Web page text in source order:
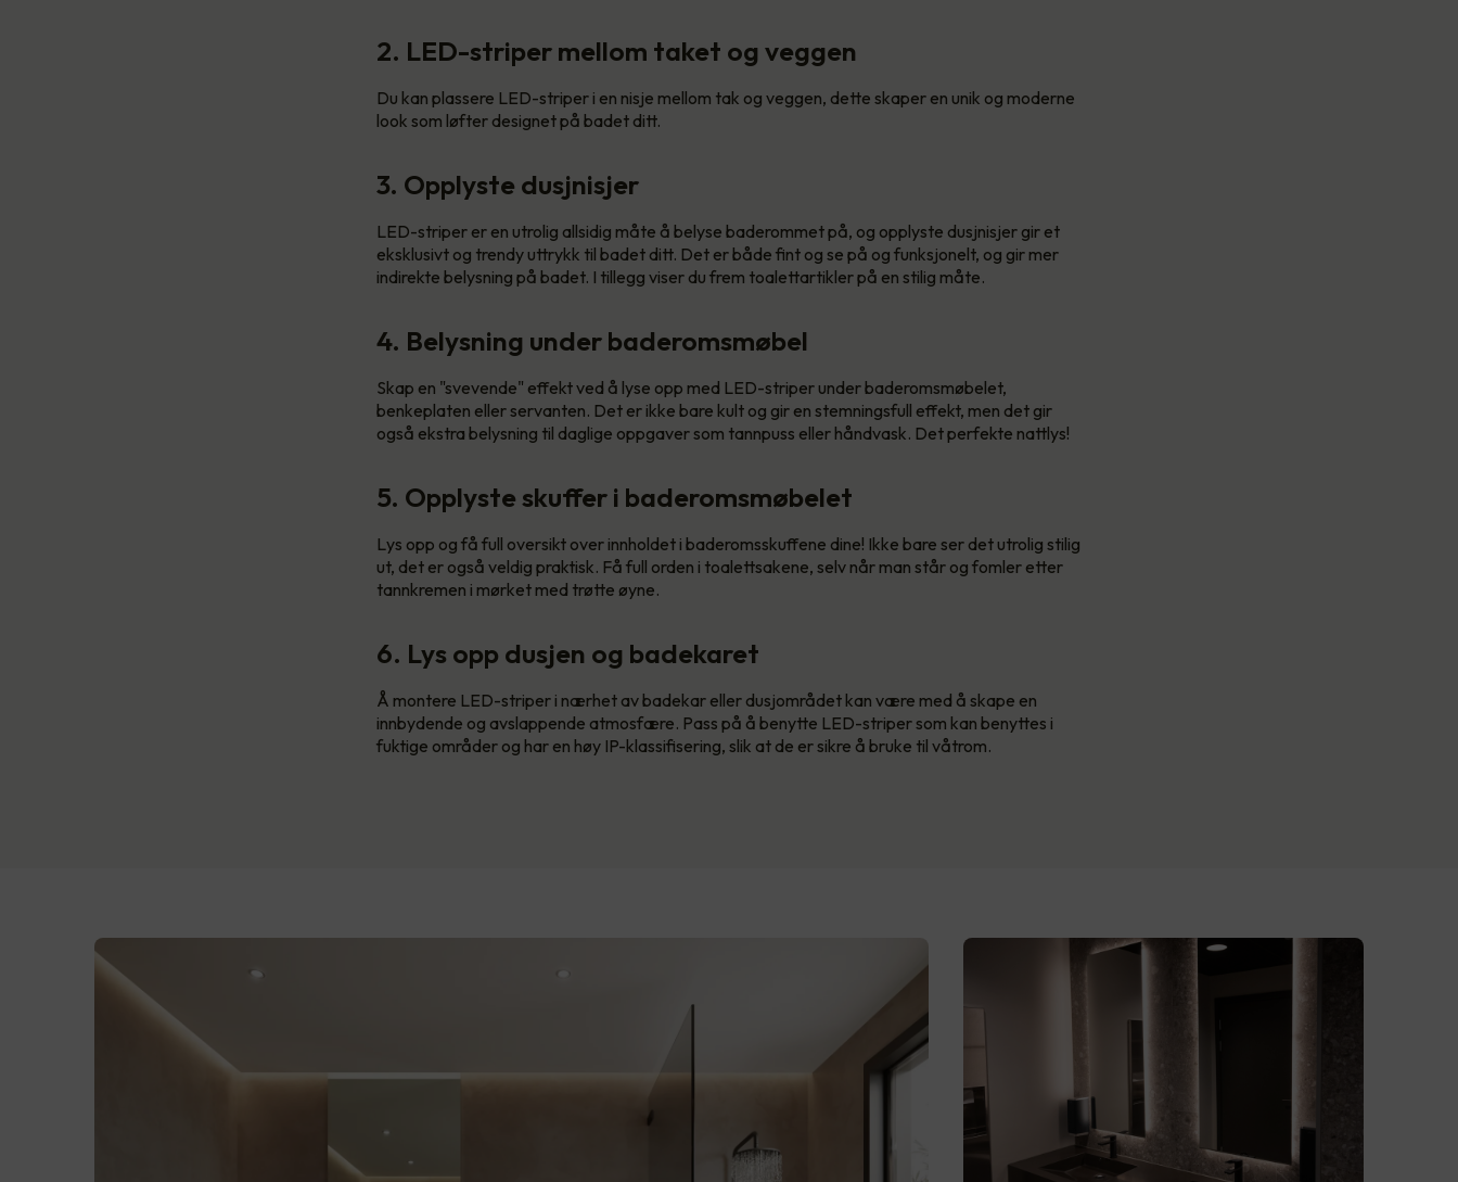
2. LED-striper mellom taket og veggen
Du kan plassere LED-striper i en nisje mellom tak og veggen, dette skaper en unik og moderne
look som løfter designet på badet ditt.
3. Opplyste dusjnisjer
LED-striper er en utrolig allsidig måte å belyse baderommet på, og opplyste dusjnisjer gir et
eksklusivt og trendy uttrykk til badet ditt. Det er både fint og se på og funksjonelt, og gir mer
indirekte belysning på badet. I tillegg viser du frem toalettartikler på en stilig måte.
4. Belysning under baderomsmøbel
Skap en "svevende" effekt ved å lyse opp med LED-striper under baderomsmøbelet,
benkeplaten eller servanten. Det er ikke bare kult og gir en stemningsfull effekt, men det gir
også ekstra belysning til daglige oppgaver som tannpuss eller håndvask. Det perfekte nattlys!
5. Opplyste skuffer i baderomsmøbelet
Lys opp og få full oversikt over innholdet i baderomsskuffene dine! Ikke bare ser det utrolig stilig
ut, det er også veldig praktisk. Få full orden i toalettsakene, selv når man står og fomler etter
tannkremen i mørket med trøtte øyne.
6. Lys opp dusjen og badekaret
Å montere LED-striper i nærhet av badekar eller dusjområdet kan være med å skape en
innbydende og avslappende atmosfære. Pass på å benytte LED-striper som kan benyttes i
fuktige områder og har en høy IP-klassifisering, slik at de er sikre å bruke til våtrom.